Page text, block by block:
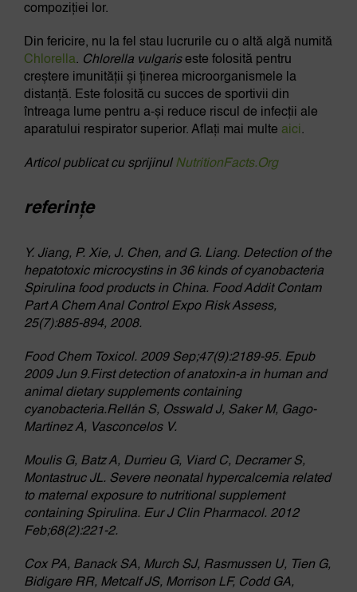
compoziției lor.
Din fericire, nu la fel stau lucrurile cu o altă algă numită
Chlorella. Chlorella vulgariseste folosită pentru
creștere imunității și ținerea microorganismele la
distanță. Este folosită cu succes de sportivii din
întreaga lume pentru a-și reduce riscul de infecții ale
aparatului respirator superior. Aflați mai multe aici.
Articol publicat cu sprijinul NutritionFacts.Org
referințe
Y. Jiang, P. Xie, J. Chen, and G. Liang. Detection of the
hepatotoxic microcystins in 36 kinds of cyanobacteria
Spirulina food products in China. Food Addit Contam
Part A Chem Anal Control Expo Risk Assess,
25(7):885-894, 2008.
Food Chem Toxicol. 2009 Sep;47(9):2189-95. Epub
2009 Jun 9.First detection of anatoxin-a in human and
animal dietary supplements containing
cyanobacteria.Rellán S, Osswald J, Saker M, Gago-
Martinez A, Vasconcelos V.
Moulis G, Batz A, Durrieu G, Viard C, Decramer S,
Montastruc JL. Severe neonatal hypercalcemia related
to maternal exposure to nutritional supplement
containing Spirulina. Eur J Clin Pharmacol. 2012
Feb;68(2):221-2.
Cox PA, Banack SA, Murch SJ, Rasmussen U, Tien G,
Bidigare RR, Metcalf JS, Morrison LF, Codd GA,